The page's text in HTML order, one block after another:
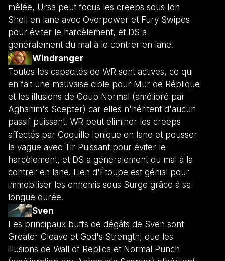
mêlée, Ursa peut focus les creeps sous Ion
Shell en lane avec Overpower et Fury Swipes
pour éviter le harcèlement, et DS a
généralement du mal à le contrer en lane.
Windranger
Toutes les capacités de WR sont actives, ce qui
en fait une mauvaise cible pour Mur de Réplique
et les illusions de Coup Normal (amélioré par
Aghanim's Scepter) car elles n'héritent d'aucun
passif puissant. WR peut éliminer les creeps
affectés par Coquille Ionique en lane et pousser
la vague avec Tir Puissant pour éviter le
harcèlement, et DS a généralement du mal à la
contrer en lane. Lien d'Étoupe est génial pour
immobiliser les ennemis sous Surge grâce à sa
longue durée.
Sven
Les principaux buffs de dégâts de Sven sont
Greater Cleave et God's Strength, que les
illusions de Wall of Replica et Normal Punch